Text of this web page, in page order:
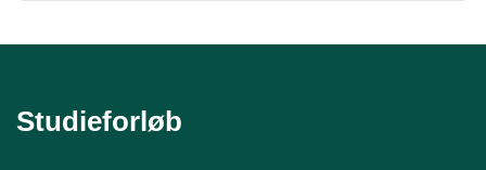
hjemmearbejde med oplæg og øvelser samt projekter. Uddannelsen er
Uddannelsen svarer til 60 ECTS-point, og du skal regne med at bruge
Studieforløb